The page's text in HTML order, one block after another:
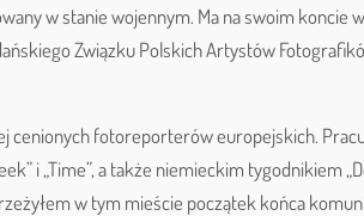
w stanie wojennym. Ma na swoim
Związku Polskich Artystów
cenionych fotoreporterów europejskich.
i „Time”, a także niemieckim tygodnikiem
w tym mieście początek końca